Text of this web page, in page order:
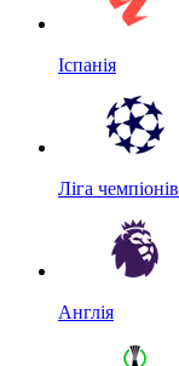
Іспанія
Ліга чемпіонів
Англія